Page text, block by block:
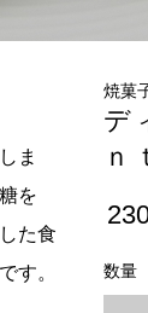
ま
を
た食
す。
焼菓
デ
ｎ
数量